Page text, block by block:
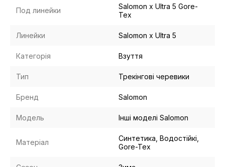
Под линейки
Salomon x Ultra 5 Gore-
Tex
Линейки Salomon x Ultra 5
Категорія Взуття
Тип Трекінгові черевики
Бренд Salomon
Модель Інші моделі Salomon
Матеріал
Синтетика, Водостійкі,
Gore-Tex